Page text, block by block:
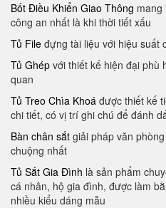
Bốt Điều Khiển Giao Thông mang
công an nhất là khi thời tiết xấu
Tủ File đựng tài liệu với hiệu suất
Tủ Ghép với thiết kế hiện đại phù
quan
Tủ Treo Chìa Khoá được thiết kế
chi tiết, có vị trí ghi chú để đánh
Bàn chân sắt giải pháp văn
chuộng nhất
Tủ Sắt Gia Đình là sản phẩm
cá nhân, hộ gia đình, được làm
nhiều kiểu dáng mẫu